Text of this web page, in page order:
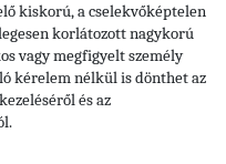
kiskorú, a cselekvőképtelen
korlátozott nagykorú
vagy megfigyelt személy
kérelem nélkül is dönthet az
és az